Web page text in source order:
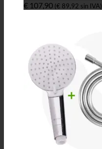
€ 107,90 (€ 89,92 sin IVA)